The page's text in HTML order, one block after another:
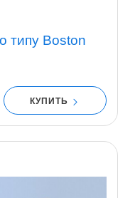
типу Boston
КУПИТЬ